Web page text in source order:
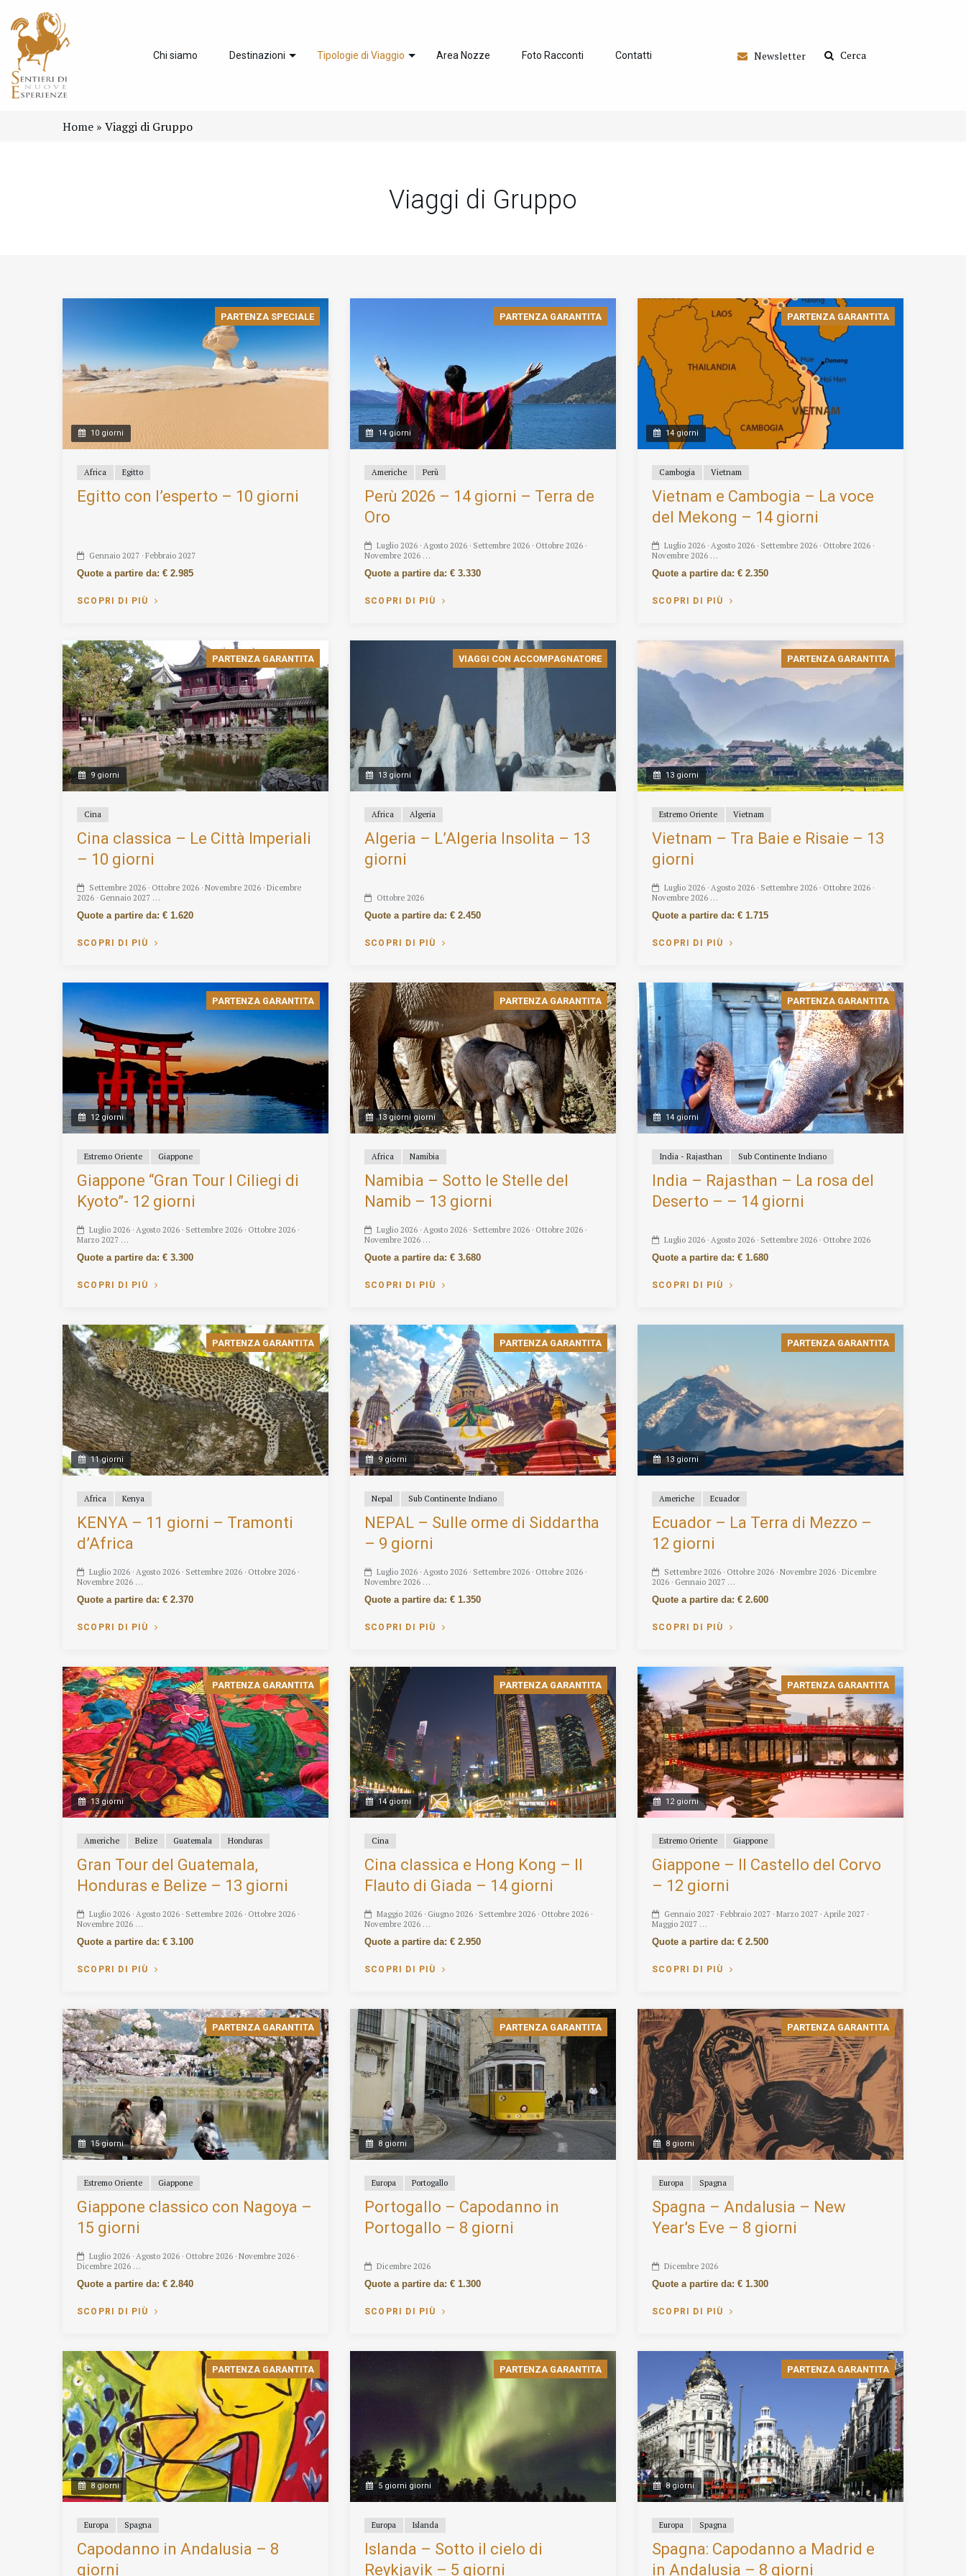
Chi siamo Destinazioni Tipologie di Viaggio Area Nozze Foto Racconti Contatti Newsletter Cerca
Home » Viaggi di Gruppo
Viaggi di Gruppo
PARTENZA SPECIALE
10 giorni
Africa Egitto
Egitto con l’esperto – 10 giorni
Gennaio 2027 · Febbraio 2027
Quote a partire da: € 2.985
SCOPRI DI PIÙ
PARTENZA GARANTITA
14 giorni
Americhe Perù
Perù 2026 – 14 giorni – Terra de
Oro
Luglio 2026 · Agosto 2026 · Settembre 2026 · Ottobre 2026 ·
Novembre 2026 …
Quote a partire da: € 3.330
SCOPRI DI PIÙ
PARTENZA GARANTITA
14 giorni
Cambogia Vietnam
Vietnam e Cambogia – La voce
del Mekong – 14 giorni
Luglio 2026 · Agosto 2026 · Settembre 2026 · Ottobre 2026 ·
Novembre 2026 …
Quote a partire da: € 2.350
SCOPRI DI PIÙ
PARTENZA GARANTITA
9 giorni
Cina
Cina classica – Le Città Imperiali
– 10 giorni
Settembre 2026 · Ottobre 2026 · Novembre 2026 · Dicembre
2026 · Gennaio 2027 …
Quote a partire da: € 1.620
SCOPRI DI PIÙ
VIAGGI CON ACCOMPAGNATORE
13 giorni
Africa Algeria
Algeria – L’Algeria Insolita – 13
giorni
Ottobre 2026
Quote a partire da: € 2.450
SCOPRI DI PIÙ
PARTENZA GARANTITA
13 giorni
Estremo Oriente Vietnam
Vietnam – Tra Baie e Risaie – 13
giorni
Luglio 2026 · Agosto 2026 · Settembre 2026 · Ottobre 2026 ·
Novembre 2026 …
Quote a partire da: € 1.715
SCOPRI DI PIÙ
PARTENZA GARANTITA
12 giorni
Estremo Oriente Giappone
Giappone “Gran Tour I Ciliegi di
Kyoto”- 12 giorni
Luglio 2026 · Agosto 2026 · Settembre 2026 · Ottobre 2026 ·
Marzo 2027 …
Quote a partire da: € 3.300
SCOPRI DI PIÙ
PARTENZA GARANTITA
13 giorni giorni
Africa Namibia
Namibia – Sotto le Stelle del
Namib – 13 giorni
Luglio 2026 · Agosto 2026 · Settembre 2026 · Ottobre 2026 ·
Novembre 2026 …
Quote a partire da: € 3.680
SCOPRI DI PIÙ
PARTENZA GARANTITA
14 giorni
India - Rajasthan Sub Continente Indiano
India – Rajasthan – La rosa del
Deserto – – 14 giorni
Luglio 2026 · Agosto 2026 · Settembre 2026 · Ottobre 2026
Quote a partire da: € 1.680
SCOPRI DI PIÙ
PARTENZA GARANTITA
11 giorni
Africa Kenya
KENYA – 11 giorni – Tramonti
d’Africa
Luglio 2026 · Agosto 2026 · Settembre 2026 · Ottobre 2026 ·
Novembre 2026 …
Quote a partire da: € 2.370
SCOPRI DI PIÙ
PARTENZA GARANTITA
9 giorni
Nepal Sub Continente Indiano
NEPAL – Sulle orme di Siddartha
– 9 giorni
Luglio 2026 · Agosto 2026 · Settembre 2026 · Ottobre 2026 ·
Novembre 2026 …
Quote a partire da: € 1.350
SCOPRI DI PIÙ
PARTENZA GARANTITA
13 giorni
Americhe Ecuador
Ecuador – La Terra di Mezzo –
12 giorni
Settembre 2026 · Ottobre 2026 · Novembre 2026 · Dicembre
2026 · Gennaio 2027 …
Quote a partire da: € 2.600
SCOPRI DI PIÙ
PARTENZA GARANTITA
13 giorni
Americhe Belize Guatemala Honduras
Gran Tour del Guatemala,
Honduras e Belize – 13 giorni
Luglio 2026 · Agosto 2026 · Settembre 2026 · Ottobre 2026 ·
Novembre 2026 …
Quote a partire da: € 3.100
SCOPRI DI PIÙ
PARTENZA GARANTITA
14 giorni
Cina
Cina classica e Hong Kong – Il
Flauto di Giada – 14 giorni
Maggio 2026 · Giugno 2026 · Settembre 2026 · Ottobre 2026 ·
Novembre 2026 …
Quote a partire da: € 2.950
SCOPRI DI PIÙ
PARTENZA GARANTITA
12 giorni
Estremo Oriente Giappone
Giappone – Il Castello del Corvo
– 12 giorni
Gennaio 2027 · Febbraio 2027 · Marzo 2027 · Aprile 2027 ·
Maggio 2027 …
Quote a partire da: € 2.500
SCOPRI DI PIÙ
PARTENZA GARANTITA
15 giorni
Estremo Oriente Giappone
Giappone classico con Nagoya –
15 giorni
Luglio 2026 · Agosto 2026 · Ottobre 2026 · Novembre 2026 ·
Dicembre 2026 …
Quote a partire da: € 2.840
SCOPRI DI PIÙ
PARTENZA GARANTITA
8 giorni
Europa Portogallo
Portogallo – Capodanno in
Portogallo – 8 giorni
Dicembre 2026
Quote a partire da: € 1.300
SCOPRI DI PIÙ
PARTENZA GARANTITA
8 giorni
Europa Spagna
Spagna – Andalusia – New
Year’s Eve – 8 giorni
Dicembre 2026
Quote a partire da: € 1.300
SCOPRI DI PIÙ
PARTENZA GARANTITA
8 giorni
Europa Spagna
Capodanno in Andalusia – 8
giorni
PARTENZA GARANTITA
5 giorni giorni
Europa Islanda
Islanda – Sotto il cielo di
Reykjavik – 5 giorni
PARTENZA GARANTITA
8 giorni
Europa Spagna
Spagna: Capodanno a Madrid e
in Andalusia – 8 giorni